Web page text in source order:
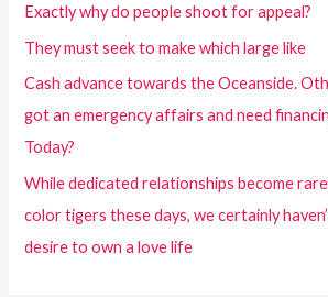
Exactly why do people shoot for appeal?
They must seek to make which large like
Cash advance towards the Oceanside.
got an emergency affairs and need
Today?
While dedicated relationships become
color tigers these days, we certainly
desire to own a love life